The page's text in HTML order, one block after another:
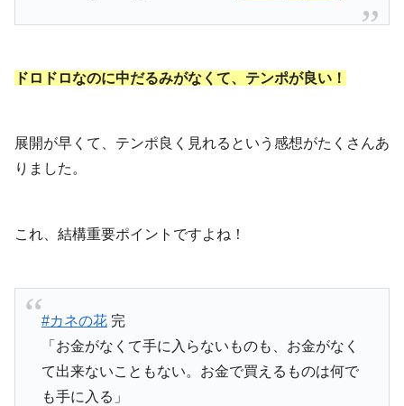
ドロドロなのに中だるみがなくて、テンポが良い！
展開が早くて、テンポ良く見れるという感想がたくさんあ
りました。
これ、結構重要ポイントですよね！
#カネの花完
「お金がなくて手に入らないものも、お金がなく
て出来ないこともない。お金で買えるものは何で
も手に入る」